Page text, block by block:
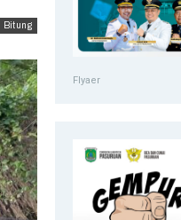
Bitung
Flyaer